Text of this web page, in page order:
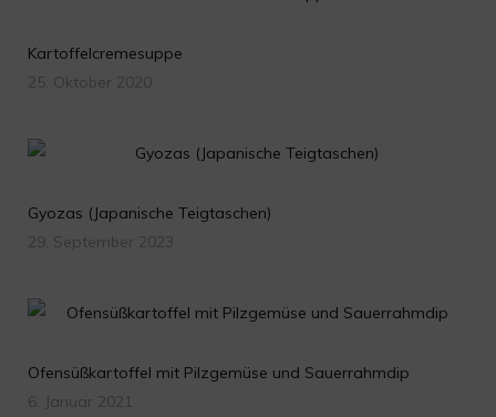
Kartoffelcremesuppe
25. Oktober 2020
Gyozas (Japanische Teigtaschen)
29. September 2023
Ofensüßkartoffel mit Pilzgemüse und Sauerrahmdip
6. Januar 2021